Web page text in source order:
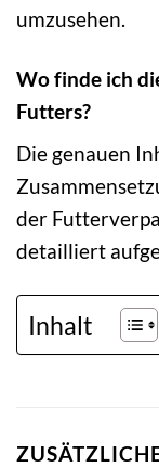
umzusehen.
Wo finde ich
Futters?
Die genauen
der
detailliert
Inhalt